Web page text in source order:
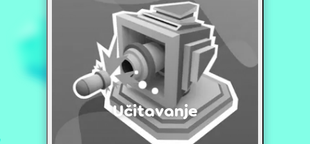
Učitavanje